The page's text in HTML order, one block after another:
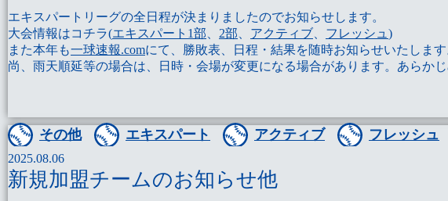
エキスパートリーグの全日程が決まりましたのでお知らせします。
大会情報はコチラ(エキスパート1部 2部 アクティブ フレッシュ )
また本年も一球速報.comにて、勝敗表、日程・結果を随時お知らせいたします
尚、雨天順延等の場合は、日時・会場が変更になる場合があります。あらかじ
その他 エキスパート アクティブ フレッシュ
2025.08.06
新規加盟チームのお知らせ他